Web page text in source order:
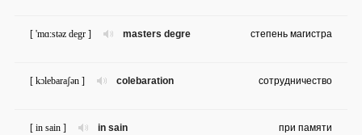
masters degre
[ 'mɑ:stəz degr ] степень магистра
colebaration
[ kɔlebaraʃən ] сотрудничество
in sain
[ in sain ] при памяти